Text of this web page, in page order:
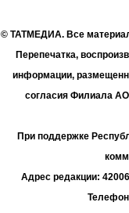
© ТАТМЕДИА. Все
Перепечатка,
информации,
согласия Филиала
При поддержке
Адрес редакции:
Телефон